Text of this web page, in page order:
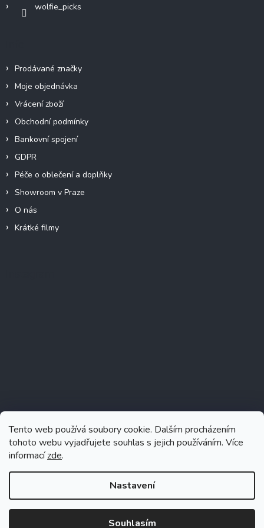
Tento web používá soubory cookie. Dalším procházením
tohoto webu vyjadřujete souhlas s jejich používáním. Více
informacízde.
Nastavení
Souhlasím
wolfie_picks
Prodávané značky
Moje objednávka
Vrácení zboží
Obchodní podmínky
Bankovní spojení
GDPR
Péče o oblečení a doplňky
Showroom v Praze
O nás
Krátké filmy
Sledovat na Instagramu